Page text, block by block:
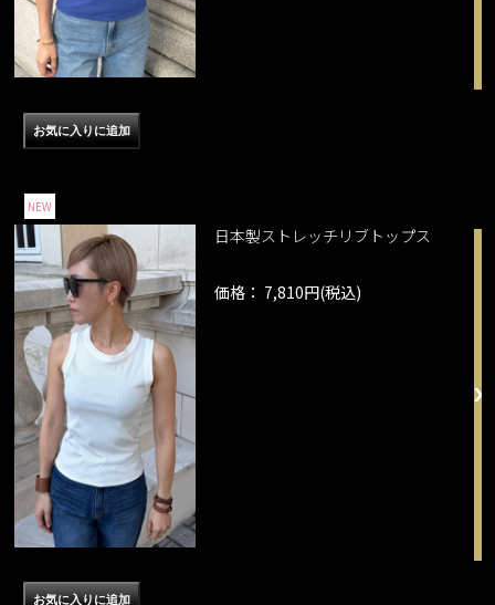
NEW
日本製ストレッチリブトップス
価格： 7,810円(税込)